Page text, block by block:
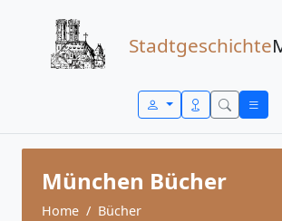
Stadtgeschichte
München Bücher
Home Bücher